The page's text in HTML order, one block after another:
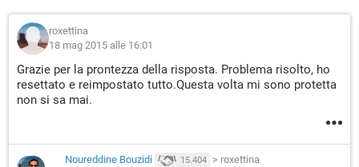
roxettina
18 mag 2015 alle 16:01
Grazie per la prontezza della risposta. Problema risolto, ho
resettato e reimpostato tutto.Questa volta mi sono protetta
non si sa mai.
Noureddine Bouzidi 15.404 > roxettina